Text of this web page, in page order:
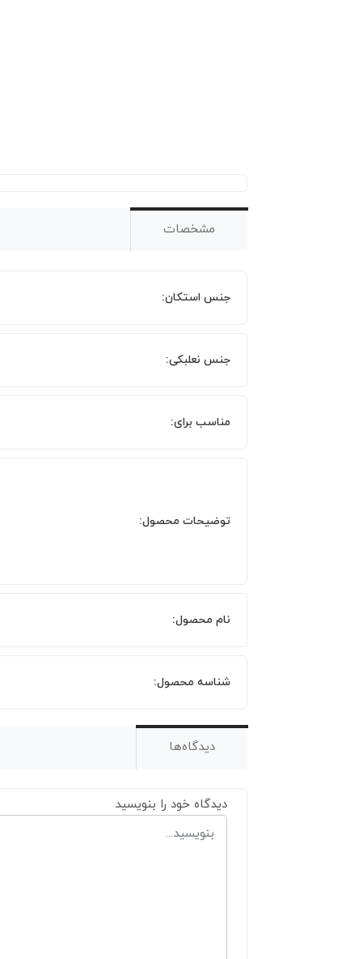
مشخصات
جنس استکان:
جنس نعلبکی:
مناسب برای:
توضیحات محصول:
نام محصول:
شناسه محصول:
دیدگاه‌ها
دیدگاه خود را بنویسید